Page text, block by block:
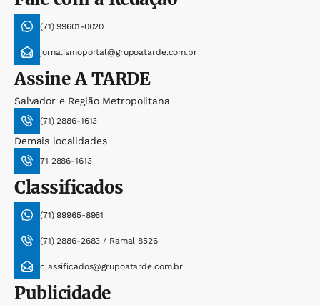
(71) 99601-0020
jornalismoportal@grupoatarde.com.br
AssineA TARDE
Salvador e Região Metropolitana
(71) 2886-1613
Demais localidades
71 2886-1613
Classificados
(71) 99965-8961
(71) 2886-2683 / Ramal 8526
classificados@grupoatarde.com.br
Publicidade